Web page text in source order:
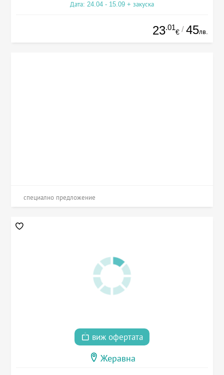
Дата: 24.04 - 15.09 + закуска
23.01
€ / 45лв.
специално предложение
виж офертата
Жеравна